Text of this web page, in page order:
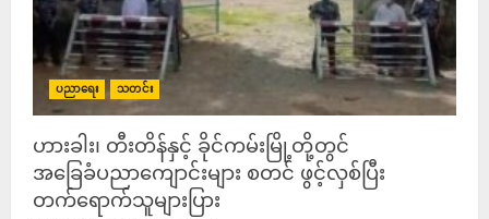
ပညာရေး သတင်း
ဟားခါး၊ တီးတိန်နှင့် ခိုင်ကမ်းမြို့တို့တွင်
အခြေခံပညာကျောင်းများ စတင် ဖွင့်လှစ်ပြီး
တက်ရောက်သူများပြား